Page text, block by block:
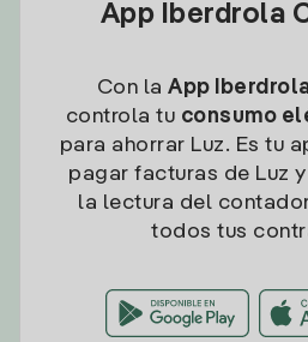
App Iberdrola
Con la App
controla tu consumo
para ahorrar Luz. Es tu
pagar facturas de Luz
la lectura del
todos tus